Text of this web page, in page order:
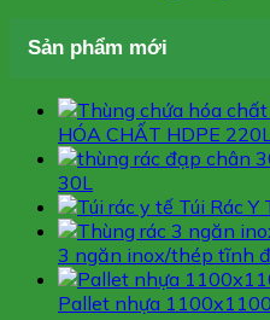
Sản phẩm mới
HÓA CHẤT HDPE
30L
Túi Rác Y
3 ngăn inox/thép tĩnh
Pallet nhựa